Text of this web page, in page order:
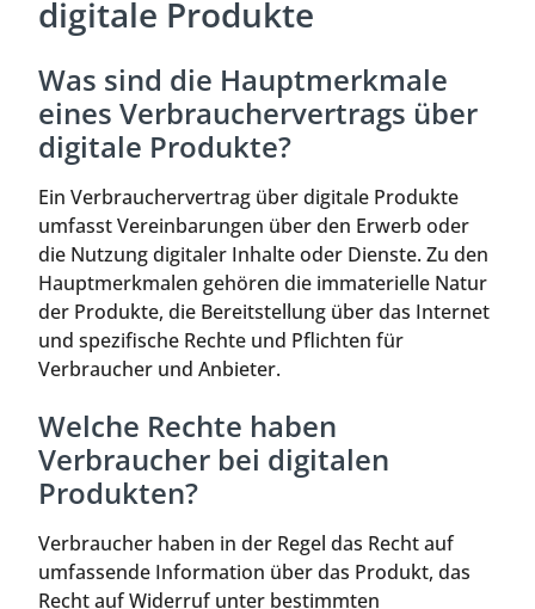
digitale Produkte
Was sind die Hauptmerkmale
eines Verbrauchervertrags über
digitale Produkte?
Ein Verbrauchervertrag über digitale Produkte
umfasst Vereinbarungen über den Erwerb oder
die Nutzung digitaler Inhalte oder Dienste. Zu den
Hauptmerkmalen gehören die immaterielle Natur
der Produkte, die Bereitstellung über das Internet
und spezifische Rechte und Pflichten für
Verbraucher und Anbieter.
Welche Rechte haben
Verbraucher bei digitalen
Produkten?
Verbraucher haben in der Regel das Recht auf
umfassende Information über das Produkt, das
Recht auf Widerruf unter bestimmten